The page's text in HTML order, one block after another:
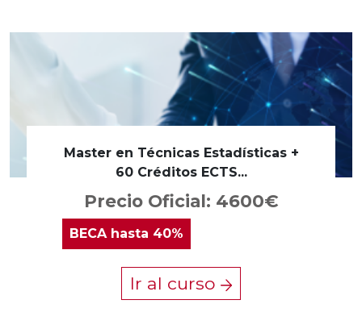
Master en Técnicas Estadísticas +
60 Créditos ECTS...
Precio Oficial: 4600€
BECAhasta 40%
Ir al curso